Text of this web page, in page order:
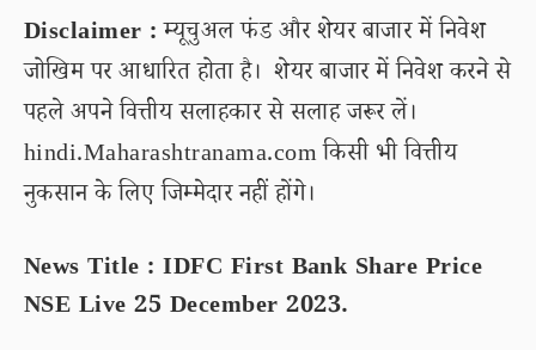
Disclaimer :म्यूचुअल फंड और शेयर बाजार में निवेश
जोखिम पर आधारित होता है। शेयर बाजार में निवेश करने से
पहले अपने वित्तीय सलाहकार से सलाह जरूर लें।
hindi.Maharashtranama.com किसी भी वित्तीय
नुकसान के लिए जिम्मेदार नहीं होंगे।
News Title : IDFC First Bank Share Price
NSE Live 25 December 2023.